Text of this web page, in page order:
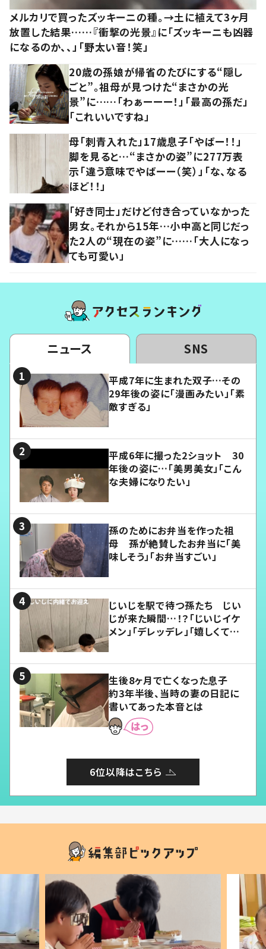
メルカリで買ったズッキーニの種。→土に植えて3ヶ月
放置した結果……『衝撃の光景』に「ズッキーニも凶器
になるのか、、」「野太い音！笑」
20歳の孫娘が帰省のたびにする“隠し
ごと”。祖母が見つけた“まさかの光
景”に……「わぁーーー！」「最高の孫だ」
「これいいですね」
母「刺青入れた」17歳息子「やばー！！」
脚を見ると…“まさかの姿”に277万表
示「違う意味でやばーー（笑）」「な、なる
ほど！！」
「好き同士」だけど付き合っていなかった
男女。それから15年…小中高と同じだっ
た2人の“現在の姿”に……「大人になっ
ても可愛い」
ニュース SNS
平成7年に生まれた双子…その
29年後の姿に「漫画みたい」「素
敵すぎる」
平成6年に撮った2ショット 30
年後の姿に…「美男美女」「こん
な夫婦になりたい」
孫のためにお弁当を作った祖
母 孫が絶賛したお弁当に「美
味しそう」「お弁当すごい」
じいじを駅で待つ孫たち じい
じが来た瞬間…！？「じいじイケ
メン」「デレッデレ」「嬉しくて可
生後8ヶ月で亡くなった息子
約3年半後、当時の妻の日記に
書いてあった本音とは
6位以降はこちら